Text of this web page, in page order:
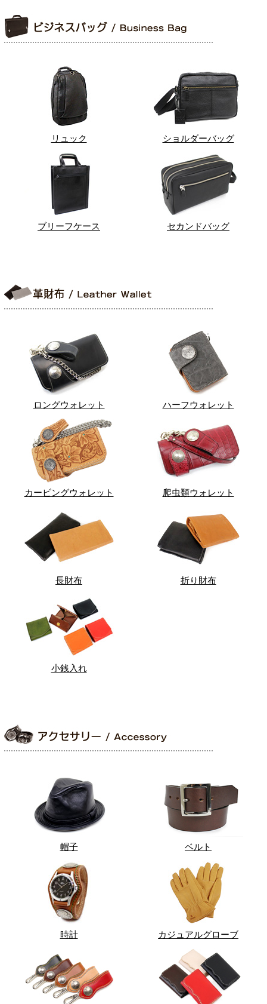
リュック ショルダーバッグ
ブリーフケース セカンドバッグ
ロングウォレット ハーフウォレット
カービングウォレット 爬虫類ウォレット
長財布 折り財布
小銭入れ
帽子 ベルト
時計 カジュアルグローブ